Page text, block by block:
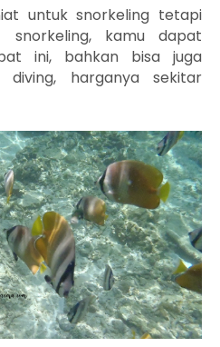
untuk snorkeling tetapi
kamu dapat
ini, bahkan bisa juga
harganya sekitar